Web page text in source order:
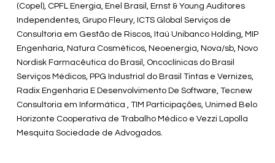
(Copel), CPFL Energia, Enel Brasil, Ernst & Young Auditores
Independentes, Grupo Fleury, ICTS Global Serviços de
Consultoria em Gestão de Riscos, Itaú Unibanco Holding, MIP
Engenharia, Natura Cosméticos, Neoenergia, Nova/sb, Novo
Nordisk Farmacêutica do Brasil, Oncoclínicas do Brasil
Serviços Médicos, PPG Industrial do Brasil Tintas e Vernizes,
Radix Engenharia E Desenvolvimento De Software, Tecnew
Consultoria em Informática , TIM Participações, Unimed Belo
Horizonte Cooperativa de Trabalho Médico e Vezzi Lapolla
Mesquita Sociedade de Advogados.